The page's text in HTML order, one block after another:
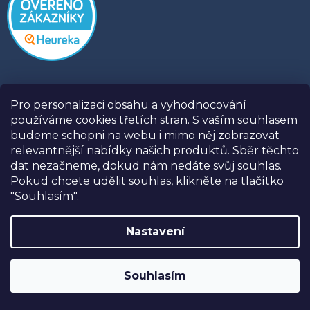
Pro personalizaci obsahu a vyhodnocování
používáme cookies třetích stran. S vaším souhlasem
budeme schopni na webu i mimo něj zobrazovat
relevantnější nabídky našich produktů. Sběr těchto
dat nezačneme, dokud nám nedáte svůj souhlas.
Pokud chcete udělit souhlas, klikněte na tlačítko
"Souhlasím".
Nastavení
Souhlasím
značky USNU® s kódemUSNU10. Navíc
DOPRAVA ZDARMA při nákupu nad
30.000,-.
Informace
Prodejny
Tipy a rady